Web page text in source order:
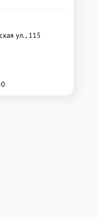
ул., 115